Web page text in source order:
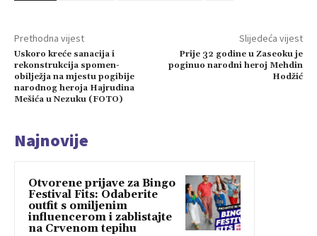
Prethodna vijest
Uskoro kreće sanacija i
rekonstrukcija spomen-
obilježja na mjestu pogibije
narodnog heroja Hajrudina
Mešića u Nezuku (FOTO)
Slijedeća vijest
Prije 32 godine u Zaseoku je
poginuo narodni heroj Mehdin
Hodžić
Najnovije
Otvorene prijave za Bingo
Festival Fits: Odaberite
outfit s omiljenim
influencerom i zablistajte
na Crvenom tepihu